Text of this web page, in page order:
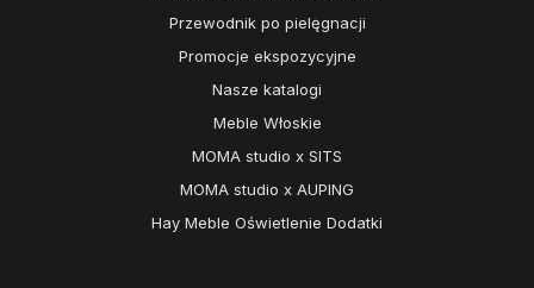
Przewodnik po pielęgnacji
Promocje ekspozycyjne
Nasze katalogi
Meble Włoskie
MOMA studio x SITS
MOMA studio x AUPING
Hay Meble Oświetlenie Dodatki